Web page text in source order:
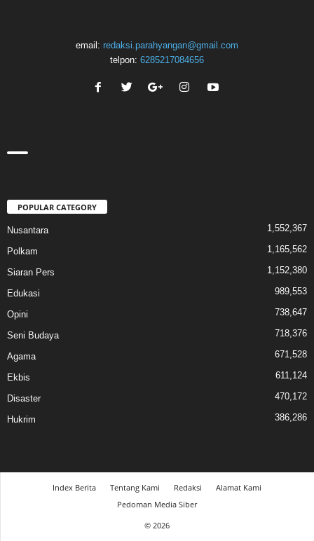
email: redaksi.parahyangan@gmail.com
telpon: 6285217084656
POPULAR CATEGORY
Nusantara 1,552,367
Polkam 1,165,562
Siaran Pers 1,152,380
Edukasi 989,553
Opini 738,647
Seni Budaya 718,376
Agama 671,528
Ekbis 611,124
Disaster 470,172
Hukrim 386,286
Index Berita Tentang Kami Redaksi
Alamat Kami
Pedoman Media Siber
© 2026